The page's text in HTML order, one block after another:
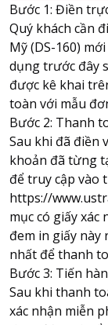
Bước 1: Điền
Quý khách cần
Mỹ (DS-160)
dụng trước đây
được kê khai
toàn với mẫu
Bước 2: Thanh
Sau khi đã điền
khoản đã từng
để truy cập vào
https://
mục có giấy
đem in giấy này
nhất để thanh
Bước 3: Tiến
Sau khi thanh
xác nhận miễn